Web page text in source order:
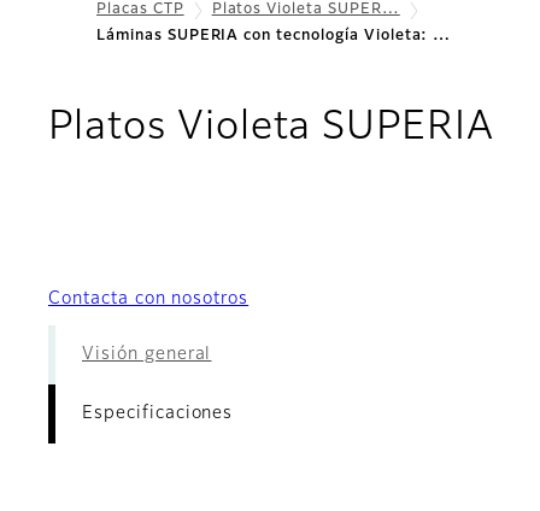
Placas CTP
Platos Violeta SUPER…
Láminas SUPERIA con tecnología Violeta: …
Platos Violeta SUPERIA
Contacta con nosotros
Visión general
Especificaciones